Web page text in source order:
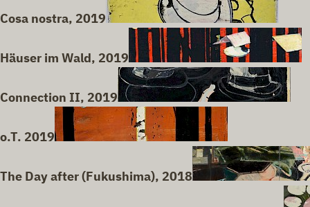
Cosa nostra, 2019
Häuser im Wald, 2019
Connection II, 2019
o.T. 2019
The Day after (Fukushima), 2018